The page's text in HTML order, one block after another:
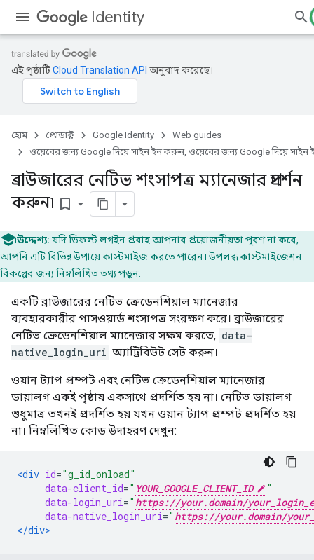
Identity
এই পৃষ্ঠাটিCloud Translation API অনুবাদ করেছে।
হোম প্রোডাক্ট Google Identity
Web guides
ওয়েবের জন্য Google দিয়ে সাইন ইন করুন, ওয়েবের জন্য Google দিয়ে
ব্রাউজারের নেটিভ শংসাপত্র ম্যানেজার প্রদর্শন
করুন৷ bookmark_border
উদ্দেশ্য: যদি ডিফল্ট লগইন প্রবাহ আপনার প্রয়োজনীয়তা পূরণ না করে,
আপনি এটি বিভিন্ন উপায়ে কাস্টমাইজ করতে পারেন। উপলব্ধ কাস্টমাইজেশন
বিকল্পের জন্য নিম্নলিখিত তথ্য পড়ুন.
একটি ব্রাউজারের নেটিভ ক্রেডেনশিয়াল ম্যানেজার
ব্যবহারকারীর পাসওয়ার্ড শংসাপত্র সংরক্ষণ করে। ব্রাউজারের
নেটিভ ক্রেডেনশিয়াল ম্যানেজার সক্ষম করতে, data-
native_login_uri অ্যাট্রিবিউট সেট করুন।
ওয়ান ট্যাপ প্রম্পট এবং নেটিভ ক্রেডেনশিয়াল ম্যানেজার
ডায়ালগ একই পৃষ্ঠায় একসাথে প্রদর্শিত হয় না। নেটিভ ডায়ালগ
শুধুমাত্র তখনই প্রদর্শিত হয় যখন ওয়ান ট্যাপ প্রম্পট প্রদর্শিত হয়
না। নিম্নলিখিত কোড উদাহরণ দেখুন:
<div id="g_id_onload"
data-client_id=" YOUR_GOOGLE_CLIENT_ID
"
data-login_uri=" https://your.domain/
data-native_login_uri=" https://your.domain/
</div>